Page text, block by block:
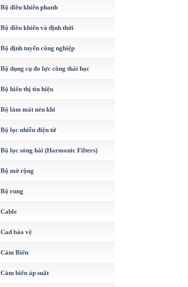
Bộ điều khiển phanh
Bộ điều khiển và định thời
Bộ định tuyến công nghiệp
Bộ dụng cụ đo lực công thái học
Bộ hiển thị tín hiệu
Bộ làm mát nén khí
Bộ lọc nhiễu điện từ
Bộ lọc sóng hài (Harmonic Filters)
Bộ mở rộng
Bộ rung
Cable
Cad bảo vệ
Cảm Biến
Cảm biến áp suất